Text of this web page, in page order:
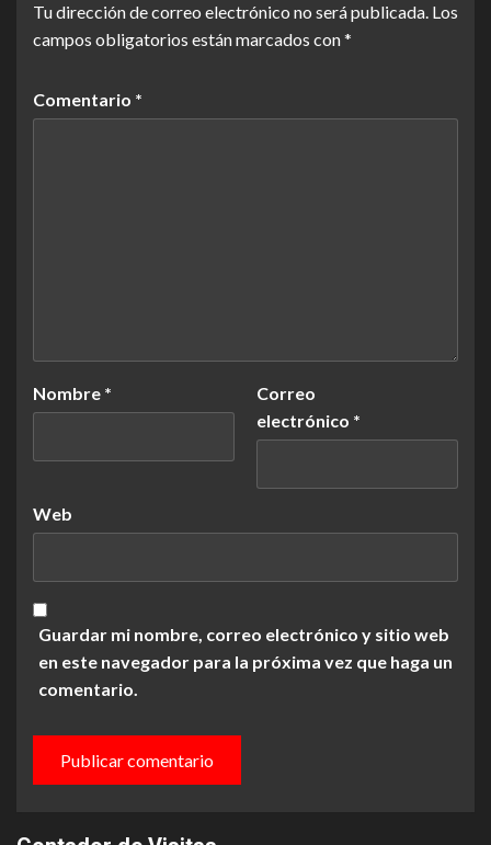
Tu dirección de correo electrónico no será publicada. Los
campos obligatorios están marcados con*
Comentario *
Nombre *
Correo
electrónico *
Web
Guardar mi nombre, correo electrónico y sitio web
en este navegador para la próxima vez que haga un
comentario.